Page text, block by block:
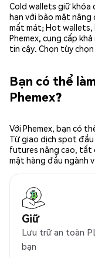
Cold wallets giữ khóa
hạn với bảo mật
mất mát; Hot wallets,
Phemex, cung cấp
tin cậy. Chọn tùy
Bạn có thể
Phemex?
Với Phemex, bạn có
Từ giao dịch spot
futures nâng cao, tất
mật hàng đầu ngành
Giữ
Lưu trữ an toàn
bạn